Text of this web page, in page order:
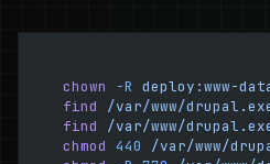
chown -R deploy:www-
find
/var/www/
find
/var/www/
chmod 440
/var/www/